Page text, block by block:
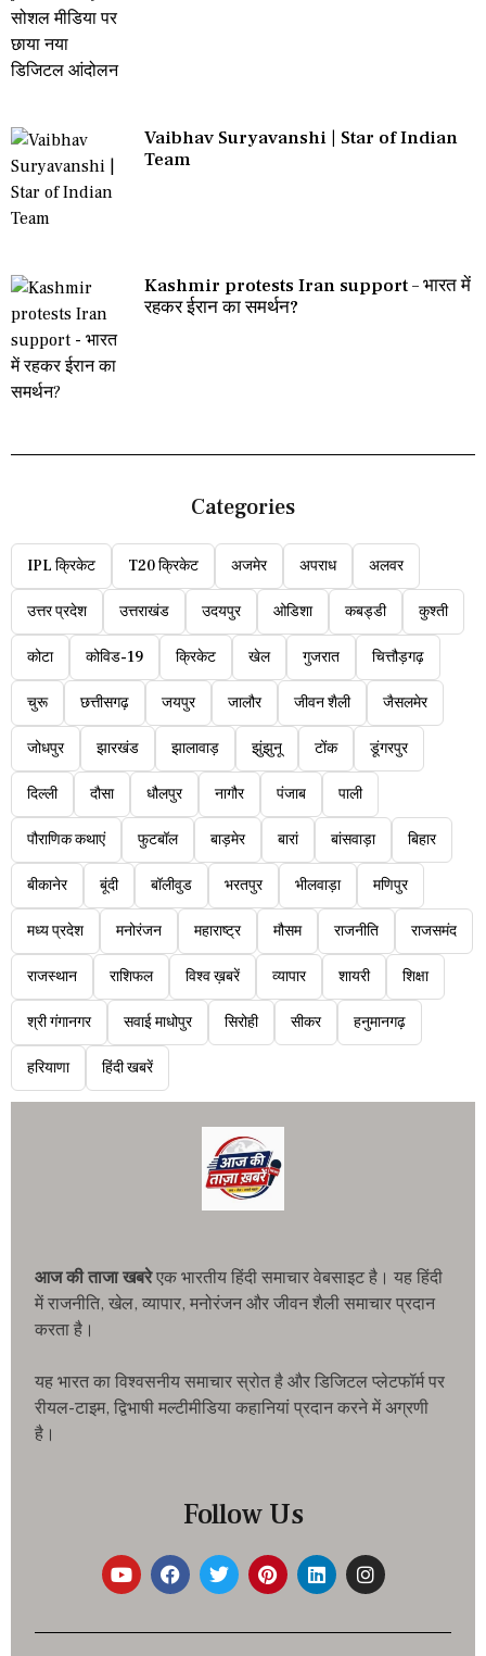
Vaibhav Suryavanshi | Star of Indian
Team
Kashmir protests Iran support – भारत में
रहकर ईरान का समर्थन?
Categories
IPL क्रिकेट T20 क्रिकेट अजमेर अपराध अलवर
उत्तर प्रदेश उत्तराखंड उदयपुर ओडिशा कबड्डी कुश्ती
कोटा कोविड-19 क्रिकेट खेल गुजरात चित्तौड़गढ़
चुरू छत्तीसगढ़ जयपुर जालौर जीवन शैली जैसलमेर
जोधपुर झारखंड झालावाड़ झुंझुनू टोंक डूंगरपुर
दिल्ली दौसा धौलपुर नागौर पंजाब पाली
पौराणिक कथाएं फुटबॉल बाड़मेर बारां बांसवाड़ा बिहार
बीकानेर बूंदी बॉलीवुड भरतपुर भीलवाड़ा मणिपुर
मध्य प्रदेश मनोरंजन महाराष्ट्र मौसम राजनीति राजसमंद
राजस्थान राशिफल विश्व ख़बरें व्यापार शायरी शिक्षा
श्री गंगानगर सवाई माधोपुर सिरोही सीकर हनुमानगढ़
हरियाणा हिंदी खबरें
आज की ताजा खबरेएक भारतीय हिंदी समाचार वेबसाइट है। यह हिंदी
में राजनीति, खेल, व्यापार, मनोरंजन और जीवन शैली समाचार प्रदान
करता है।
यह भारत का विश्वसनीय समाचार स्रोत है और डिजिटल प्लेटफॉर्म पर
रीयल-टाइम, द्विभाषी मल्टीमीडिया कहानियां प्रदान करने में अग्रणी
है।
Follow Us